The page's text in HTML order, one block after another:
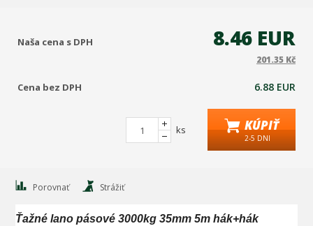
Naša cena s DPH 8.46 EUR
201.35 Kč
Cena bez DPH 6.88 EUR
ks KÚPIŤ
2-5 DNI
Porovnať Strážiť
Ťažné lano pásové 3000kg 35mm 5m hák+hák